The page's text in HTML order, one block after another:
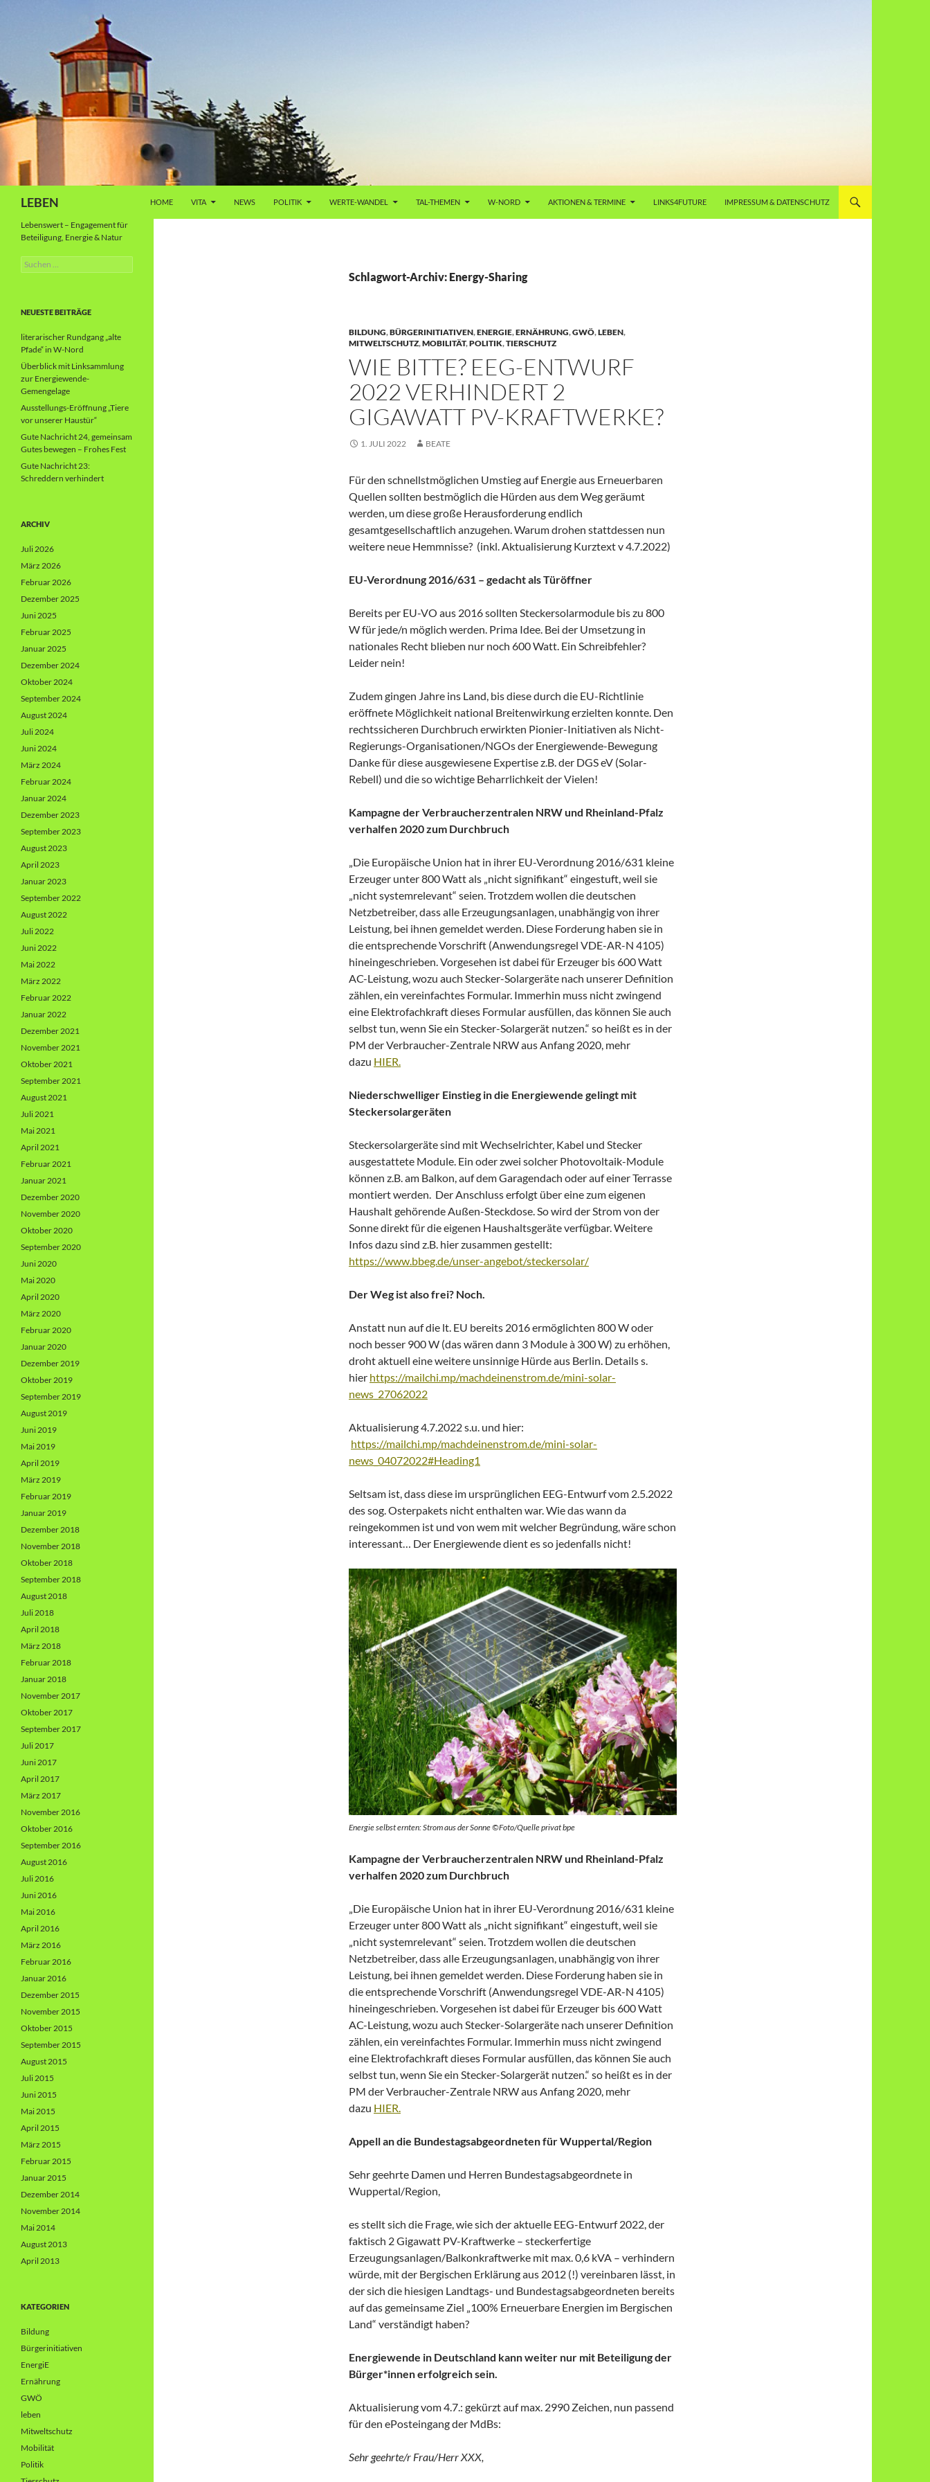
LEBEN HOME VITA NEWS POLITIK WERTE-WANDEL TAL-THEMEN W-NORD AKTIONEN & TERMINE LINKS4FUTURE IMPRESSUM & DATENSCHUTZ
Schlagwort-Archiv: Energy-Sharing
BILDUNG,BÜRGERINITIATIVEN,ENERGIE,ERNÄHRUNG,GWÖ,LEBEN,
MITWELTSCHUTZ,MOBILITÄT,POLITIK,TIERSCHUTZ
WIE BITTE? EEG-ENTWURF
2022 VERHINDERT 2
GIGAWATT PV-KRAFTWERKE?
1. JULI 2022 BEATE
Für den schnellstmöglichen Umstieg auf Energie aus Erneuerbaren
Quellen sollten bestmöglich die Hürden aus dem Weg geräumt
werden, um diese große Herausforderung endlich
gesamtgesellschaftlich anzugehen. Warum drohen stattdessen nun
weitere neue Hemmnisse? (inkl. Aktualisierung Kurztext v 4.7.2022)
EU-Verordnung 2016/631 – gedacht alsTüröffner
Bereits per EU-VO aus 2016 sollten Steckersolarmodule bis zu 800
W für jede/n möglich werden. Prima Idee. Bei der Umsetzung in
nationales Recht blieben nur noch 600 Watt. Ein Schreibfehler?
Leider nein!
Zudem gingen Jahre ins Land, bis diese durch die EU-Richtlinie
eröffnete Möglichkeit national Breitenwirkung erzielten konnte. Den
rechtssicheren Durchbruch erwirkten Pionier-Initiativen als Nicht-
Regierungs-Organisationen/NGOs der Energiewende-Bewegung
Danke für diese ausgewiesene Expertise z.B. der DGS eV (Solar-
Rebell) und die so wichtige Beharrlichkeit der Vielen!
Kampagne der Verbraucherzentralen NRW und Rheinland-Pfalz
verhalfen 2020 zum Durchbruch
„Die Europäische Union hat in ihrer EU-Verordnung 2016/631 kleine
Erzeuger unter 800 Watt als „nicht signifikant“ eingestuft, weil sie
„nicht systemrelevant“ seien. Trotzdem wollen die deutschen
Netzbetreiber, dass alle Erzeugungsanlagen, unabhängig von ihrer
Leistung, bei ihnen gemeldet werden. Diese Forderung haben sie in
die entsprechende Vorschrift (Anwendungsregel VDE-AR-N 4105)
hineingeschrieben. Vorgesehen ist dabei für Erzeuger bis 600 Watt
AC-Leistung, wozu auch Stecker-Solargeräte nach unserer Definition
zählen, ein vereinfachtes Formular. Immerhin muss nicht zwingend
eine Elektrofachkraft dieses Formular ausfüllen, das können Sie auch
selbst tun, wenn Sie ein Stecker-Solargerät nutzen.“ so heißt es in der
PM der Verbraucher-Zentrale NRW aus Anfang 2020, mehr
dazu HIER.
Niederschwelliger Einstieg in die Energiewende gelingt mit
Steckersolargeräten
Steckersolargeräte sind mit Wechselrichter, Kabel und Stecker
ausgestattete Module. Ein oder zwei solcher Photovoltaik-Module
können z.B. am Balkon, auf dem Garagendach oder auf einer Terrasse
montiert werden. Der Anschluss erfolgt über eine zum eigenen
Haushalt gehörende Außen-Steckdose. So wird der Strom von der
Sonne direkt für die eigenen Haushaltsgeräte verfügbar. Weitere
Infos dazu sind z.B. hier zusammen gestellt:
https://www.bbeg.de/unser-angebot/steckersolar/
Der Weg ist also frei? Noch.
Anstatt nun auf die lt. EU bereits 2016 ermöglichten 800 W oder
noch besser 900 W (das wären dann 3 Module à 300 W) zu erhöhen,
droht aktuell eine weitere unsinnige Hürde aus Berlin. Details s.
hier https://mailchi.mp/machdeinenstrom.de/mini-solar-
news_27062022
Aktualisierung 4.7.2022 s.u. und hier:
https://mailchi.mp/machdeinenstrom.de/mini-solar-
news_04072022#Heading1
Seltsam ist, dass diese im ursprünglichen EEG-Entwurf vom 2.5.2022
des sog. Osterpakets nicht enthalten war. Wie das wann da
reingekommen ist und von wem mit welcher Begründung, wäre schon
interessant… Der Energiewende dient es so jedenfalls nicht!
Energie selbst ernten: Strom aus der Sonne ©Foto/Quelle privat bpe
Kampagne der Verbraucherzentralen NRW und Rheinland-Pfalz
verhalfen 2020 zum Durchbruch
„Die Europäische Union hat in ihrer EU-Verordnung 2016/631 kleine
Erzeuger unter 800 Watt als „nicht signifikant“ eingestuft, weil sie
„nicht systemrelevant“ seien. Trotzdem wollen die deutschen
Netzbetreiber, dass alle Erzeugungsanlagen, unabhängig von ihrer
Leistung, bei ihnen gemeldet werden. Diese Forderung haben sie in
die entsprechende Vorschrift (Anwendungsregel VDE-AR-N 4105)
hineingeschrieben. Vorgesehen ist dabei für Erzeuger bis 600 Watt
AC-Leistung, wozu auch Stecker-Solargeräte nach unserer Definition
zählen, ein vereinfachtes Formular. Immerhin muss nicht zwingend
eine Elektrofachkraft dieses Formular ausfüllen, das können Sie auch
selbst tun, wenn Sie ein Stecker-Solargerät nutzen.“ so heißt es in der
PM der Verbraucher-Zentrale NRW aus Anfang 2020, mehr
dazu HIER.
Appell an die Bundestagsabgeordneten für Wuppertal/Region
Sehr geehrte Damen und Herren Bundestagsabgeordnete in
Wuppertal/Region,
es stellt sich die Frage, wie sich der aktuelle EEG-Entwurf 2022, der
faktisch 2 Gigawatt PV-Kraftwerke – steckerfertige
Erzeugungsanlagen/Balkonkraftwerke mit max. 0,6 kVA – verhindern
würde, mit der Bergischen Erklärung aus 2012 (!) vereinbaren lässt, in
der sich die hiesigen Landtags- und Bundestagsabgeordneten bereits
auf das gemeinsame Ziel „100% Erneuerbare Energien im Bergischen
Land“ verständigt haben?
Energiewende in Deutschland kann weiter nur mit Beteiligung der
Bürger*innen erfolgreich sein.
Aktualisierung vom 4.7.: gekürzt auf max. 2990 Zeichen, nun passend
für den ePosteingang der MdBs:
Sehr geehrte/r Frau/Herr XXX,
Lebenswert – Engagement für
Beteiligung, Energie & Natur
Suche
nach:
NEUESTE BEITRÄGE
literarischer Rundgang „alte
Pfade“ in W-Nord
Überblick mit Linksammlung
zur Energiewende-
Gemengelage
Ausstellungs-Eröffnung „Tiere
vor unserer Haustür“
Gute Nachricht 24, gemeinsam
Gutes bewegen – Frohes Fest
Gute Nachricht 23:
Schreddern verhindert
ARCHIV
Juli 2026
März 2026
Februar 2026
Dezember 2025
Juni 2025
Februar 2025
Januar 2025
Dezember 2024
Oktober 2024
September 2024
August 2024
Juli 2024
Juni 2024
März 2024
Februar 2024
Januar 2024
Dezember 2023
September 2023
August 2023
April 2023
Januar 2023
September 2022
August 2022
Juli 2022
Juni 2022
Mai 2022
März 2022
Februar 2022
Januar 2022
Dezember 2021
November 2021
Oktober 2021
September 2021
August 2021
Juli 2021
Mai 2021
April 2021
Februar 2021
Januar 2021
Dezember 2020
November 2020
Oktober 2020
September 2020
Juni 2020
Mai 2020
April 2020
März 2020
Februar 2020
Januar 2020
Dezember 2019
Oktober 2019
September 2019
August 2019
Juni 2019
Mai 2019
April 2019
März 2019
Februar 2019
Januar 2019
Dezember 2018
November 2018
Oktober 2018
September 2018
August 2018
Juli 2018
April 2018
März 2018
Februar 2018
Januar 2018
November 2017
Oktober 2017
September 2017
Juli 2017
Juni 2017
April 2017
März 2017
November 2016
Oktober 2016
September 2016
August 2016
Juli 2016
Juni 2016
Mai 2016
April 2016
März 2016
Februar 2016
Januar 2016
Dezember 2015
November 2015
Oktober 2015
September 2015
August 2015
Juli 2015
Juni 2015
Mai 2015
April 2015
März 2015
Februar 2015
Januar 2015
Dezember 2014
November 2014
Mai 2014
August 2013
April 2013
KATEGORIEN
Bildung
Bürgerinitiativen
EnergiE
Ernährung
GWÖ
leben
Mitweltschutz
Mobilität
Politik